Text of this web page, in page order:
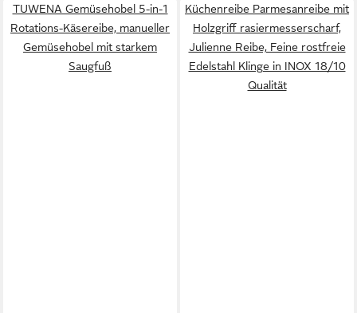
TUWENA Gemüsehobel 5-in-1
Rotations-Käsereibe, manueller
Gemüsehobel mit starkem
Saugfuß
Küchenreibe Parmesanreibe mit
Holzgriff rasiermesserscharf,
Julienne Reibe, Feine rostfreie
Edelstahl Klinge in INOX 18/10
Qualität